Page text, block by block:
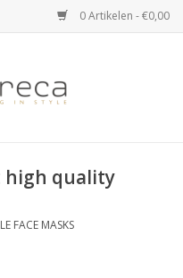
0 Artikelen - €0,00
high quality
FACE MASKS